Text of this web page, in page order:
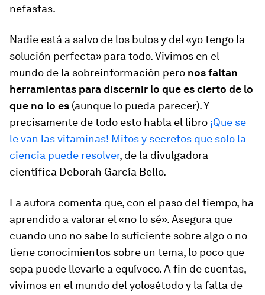
nefastas.
Nadie está a salvo de los bulos y del «yo tengo la
solución perfecta» para todo. Vivimos en el
mundo de la sobreinformación pero nos faltan
herramientas para discernir lo que es cierto de lo
que no lo es (aunque lo pueda parecer). Y
precisamente de todo esto habla el libro ¡Que se
le van las vitaminas! Mitos y secretos que solo la
ciencia puede resolver, de la divulgadora
científica Deborah García Bello.
La autora comenta que, con el paso del tiempo, ha
aprendido a valorar el «no lo sé». Asegura que
cuando uno no sabe lo suficiente sobre algo o no
tiene conocimientos sobre un tema, lo poco que
sepa puede llevarle a equívoco. A fin de cuentas,
vivimos en el mundo del yolosétodoy la falta de